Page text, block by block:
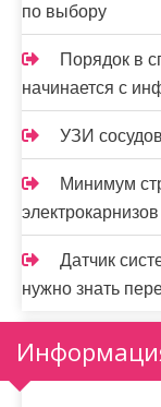
по выбору
Порядок в
начинается с
УЗИ
Минимум
Датчик
нужно знать